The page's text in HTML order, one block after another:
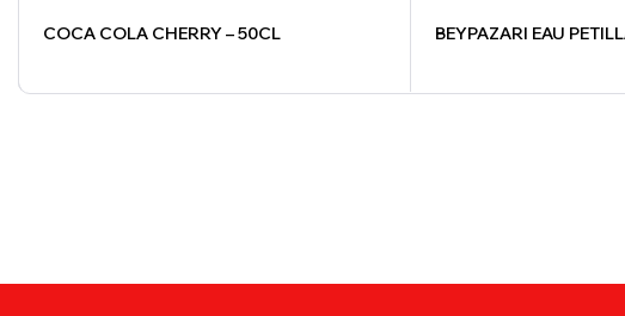
COCA COLA CHERRY – 50CL BEYPAZARI EAU